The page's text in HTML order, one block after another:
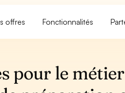
offres Fonctionnalités
pour le